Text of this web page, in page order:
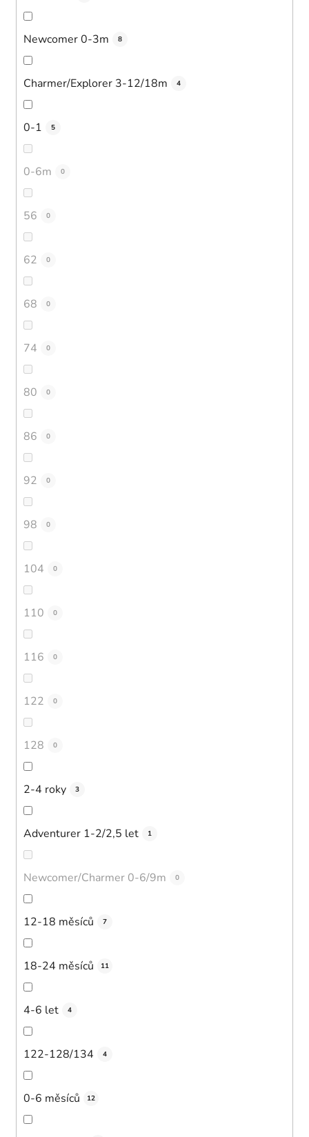
Newcomer 0-3m 8
Charmer/Explorer 3-12/18m 4
0-1 5
0-6m 0
56 0
62 0
68 0
74 0
80 0
86 0
92 0
98 0
104 0
110 0
116 0
122 0
128 0
2-4 roky 3
Adventurer 1-2/2,5 let 1
Newcomer/Charmer 0-6/9m 0
12-18 měsíců 7
18-24 měsíců 11
4-6 let 4
122-128/134 4
0-6 měsíců 12